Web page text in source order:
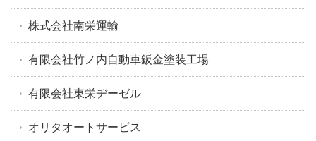
株式会社南栄運輸
有限会社竹ノ内自動車鈑金塗装工場
有限会社東栄ヂーゼル
オリタオートサービス